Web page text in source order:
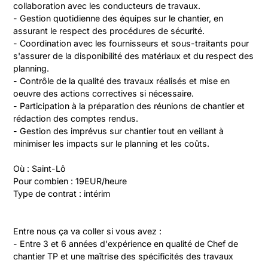
collaboration avec les conducteurs de travaux.
- Gestion quotidienne des équipes sur le chantier, en
assurant le respect des procédures de sécurité.
- Coordination avec les fournisseurs et sous-traitants pour
s'assurer de la disponibilité des matériaux et du respect des
planning.
- Contrôle de la qualité des travaux réalisés et mise en
oeuvre des actions correctives si nécessaire.
- Participation à la préparation des réunions de chantier et
rédaction des comptes rendus.
- Gestion des imprévus sur chantier tout en veillant à
minimiser les impacts sur le planning et les coûts.
Où : Saint-Lô
Pour combien : 19EUR/heure
Type de contrat : intérim
Entre nous ça va coller si vous avez :
- Entre 3 et 6 années d'expérience en qualité de Chef de
chantier TP et une maîtrise des spécificités des travaux